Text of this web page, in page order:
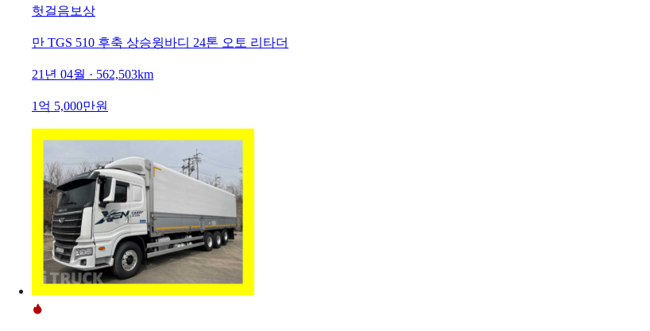
헛걸음보상
만 TGS 510 후축 상승윙바디 24톤 오토 리타더
21년 04월 · 562,503km
1억 5,000만원